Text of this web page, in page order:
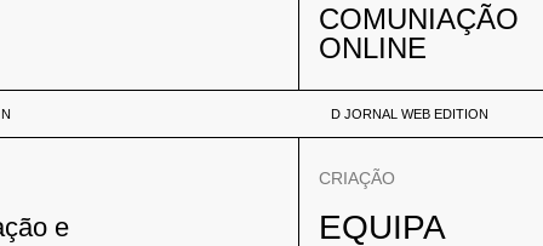
COMUNIAÇÃO
ONLINE
D JORNAL WEB EDITION
e
CRIAÇÃO
EQUIPA